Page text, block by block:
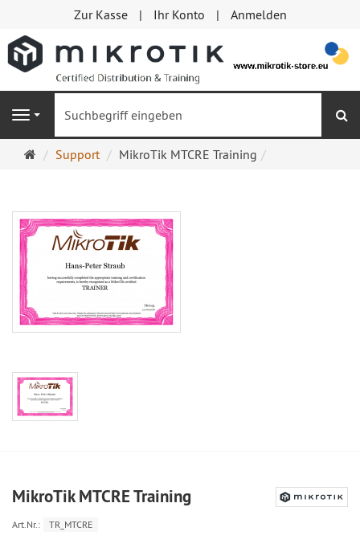
Zur Kasse Ihr Konto Anmelden
Navigation
Startseite
Support MikroTik MTCRE Training
MikroTik MTCRE Training
Art.Nr.: TR_MTCRE